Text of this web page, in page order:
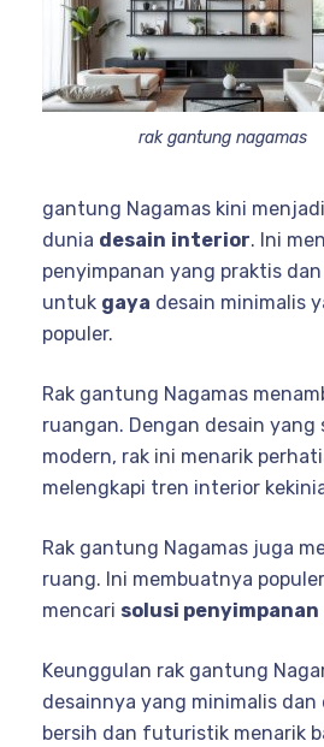
rak gantung nagamas
gantung Nagamas kini
dunia desain interior. Ini
penyimpanan yang praktis
untuk gaya desain minimalis
populer.
Rak gantung Nagamas
ruangan. Dengan desain yang
modern, rak ini menarik
melengkapi tren interior
Rak gantung Nagamas juga
ruang. Ini membuatnya
mencari solusi penyimpanan
Keunggulan rak gantung
desainnya yang minimalis dan
bersih dan futuristik menarik